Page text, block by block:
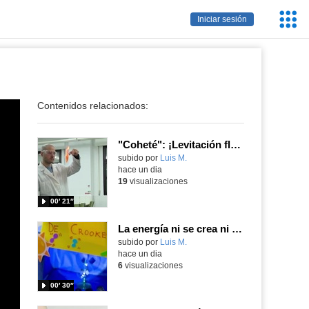
Iniciar sesión
Contenidos relacionados:
"Coheté": ¡Levitación flamígera!
Contenido educativo.
subido por Luis M.
00′ 21″
hace un dia
19visualizaciones
La energía ni se crea ni se destruye... ¡se experimenta! El Tierno en la Feria Madrid es Ciencia 2026
Contenido educativo.
subido por Luis M.
00′ 30″
hace un dia
6visualizaciones